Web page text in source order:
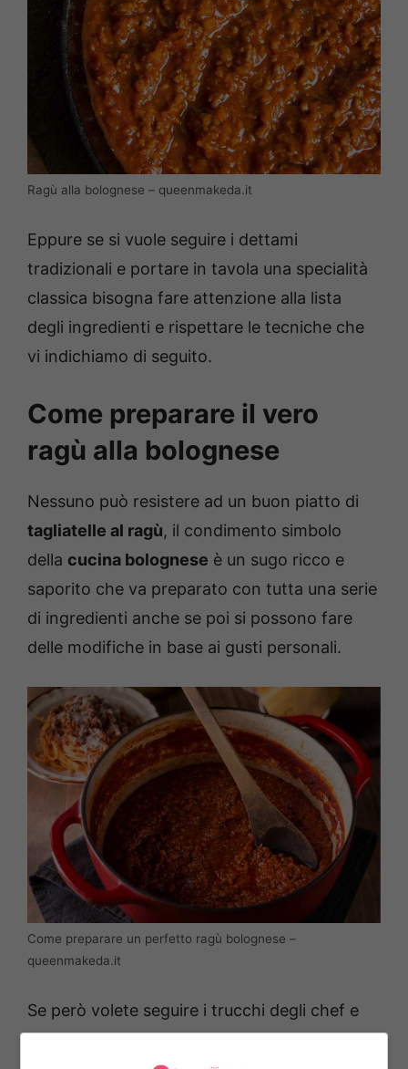
Ragù alla bolognese – queenmakeda.it
Eppure se si vuole seguire i dettami
tradizionali e portare in tavola una specialità
classica bisogna fare attenzione alla lista
degli ingredienti e rispettare le tecniche che
vi indichiamo di seguito.
Come preparare il vero
ragù alla bolognese
Nessuno può resistere ad un buon piatto di
tagliatelle al ragù, il condimento simbolo
della cucina bolognese è un sugo ricco e
saporito che va preparato con tutta una serie
di ingredienti anche se poi si possono fare
delle modifiche in base ai gusti personali.
Come preparare un perfetto ragù bolognese –
queenmakeda.it
Se però volete seguire i trucchi degli chef e
portare in tavola un piatto tradizionale vi